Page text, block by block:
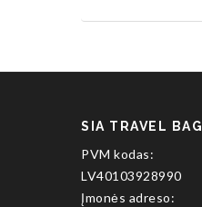
SIA TRAVEL BAG
PVM kodas:
LV40103928990
Įmonės adreso: